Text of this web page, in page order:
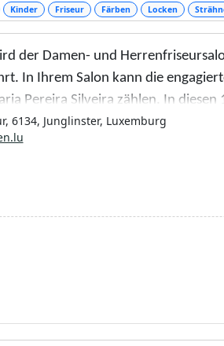
Kinder Friseur Färben Locken
der Damen- und
In Ihrem Salon kann die
Pereira Silveira zählen. In
unterzogen (2008).
6134, Junglinster, Luxemburg